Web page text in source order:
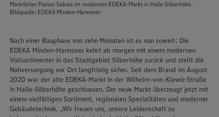
Marktleiter Florian Sabais im modernen EDEKA-Markt in Halle-Silberhöhe.
Bildquelle: EDEKA Minden-Hannover
Nach einer Bauphase von zehn Monaten ist es nun soweit: Die
EDEKA Minden-Hannover kehrt ab morgen mit einem modernen
Vollsortimenter in das Stadtgebiet Silberhöhe zurück und stellt die
Nahversorgung vor Ort langfristig sicher. Seit dem Brand im August
2020 war der alte EDEKA-Markt in der Wilhelm-von-Klewiz-Straße
in Halle-Silberhöhe geschlossen. Der neue Markt überzeugt jetzt mit
einem vielfältigen Sortiment, regionalen Spezialitäten und moderner
Gebäudetechnik. „Wir freuen uns, unsere Leidenschaft zu